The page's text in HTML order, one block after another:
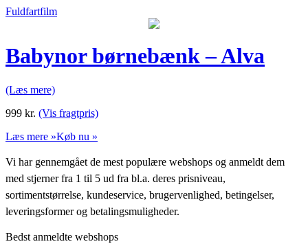
Fuldfartfilm
Babynor børnebænk – Alva
(Læs mere)
999 kr. (Vis fragtpris)
Læs mere »Køb nu »
Vi har gennemgået de mest populære webshops og anmeldt dem
med stjerner fra 1 til 5 ud fra bl.a. deres prisniveau,
sortimentstørrelse, kundeservice, brugervenlighed, betingelser,
leveringsformer og betalingsmuligheder.
Bedst anmeldte webshops